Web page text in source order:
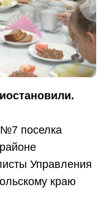
поселка
Управления
краю